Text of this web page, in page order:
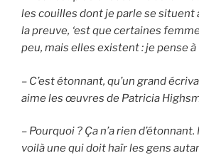
les couilles dont je parle se situent
la preuve, ‘est que certaines
peu, mais elles existent : je pense
– C’est étonnant, qu’un grand
aime les œuvres de Patricia
– Pourquoi ? Ça n’a rien
voilà une qui doit haïr les gens